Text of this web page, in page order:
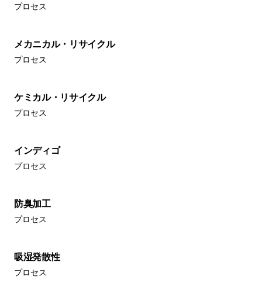
プロセス
メカニカル・リサイクル
プロセス
ケミカル・リサイクル
プロセス
インディゴ
プロセス
防臭加工
プロセス
吸湿発散性
プロセス